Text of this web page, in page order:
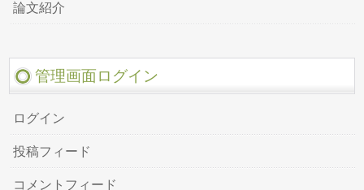
論文紹介
管理画面ログイン
ログイン
投稿フィード
コメントフィード